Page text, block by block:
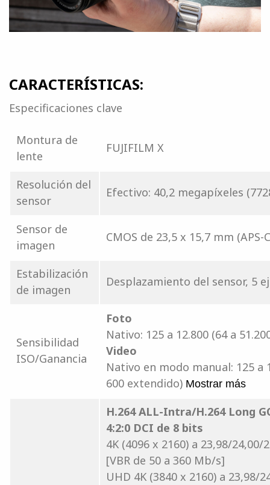
CARACTERÍSTICAS:
Especificaciones clave
Montura de
lente
FUJIFILM X
Resolución del
sensor
Efectivo: 40,2 megapíxeles
Sensor de
imagen
CMOS de 23,5 x 15,7 mm (APS-
Estabilización
de imagen
Desplazamiento del sensor, 5
Sensibilidad
ISO/Ganancia
Foto
Nativo: 125 a 12.800 (64 a
Video
Nativo en modo manual: 125 a
600 extendido) Mostrar más
H.264 ALL-Intra/H.264 Long
4:2:0 DCI de 8 bits
4K (4096 x 2160) a 23,98/24,00/
[VBR de 50 a 360 Mb/s]
UHD 4K (3840 x 2160) a 23,98/